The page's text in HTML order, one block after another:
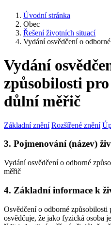
Úvodní stránka
Obec
Řešení životních situací
Vydání osvědčení o
Vydání
způsobilosti
důlní měřič
Základní znění Rozšířené znění
3. Pojmenování (název)
Vydání osvědčení o odborné
měřič
4. Základní informace k
Osvědčení o odborné
osvědčuje, že jako fyzická osoba